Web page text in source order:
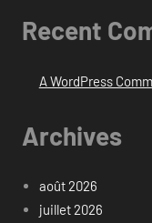
Recent
A WordPress
Archives
août 2026
juillet 2026